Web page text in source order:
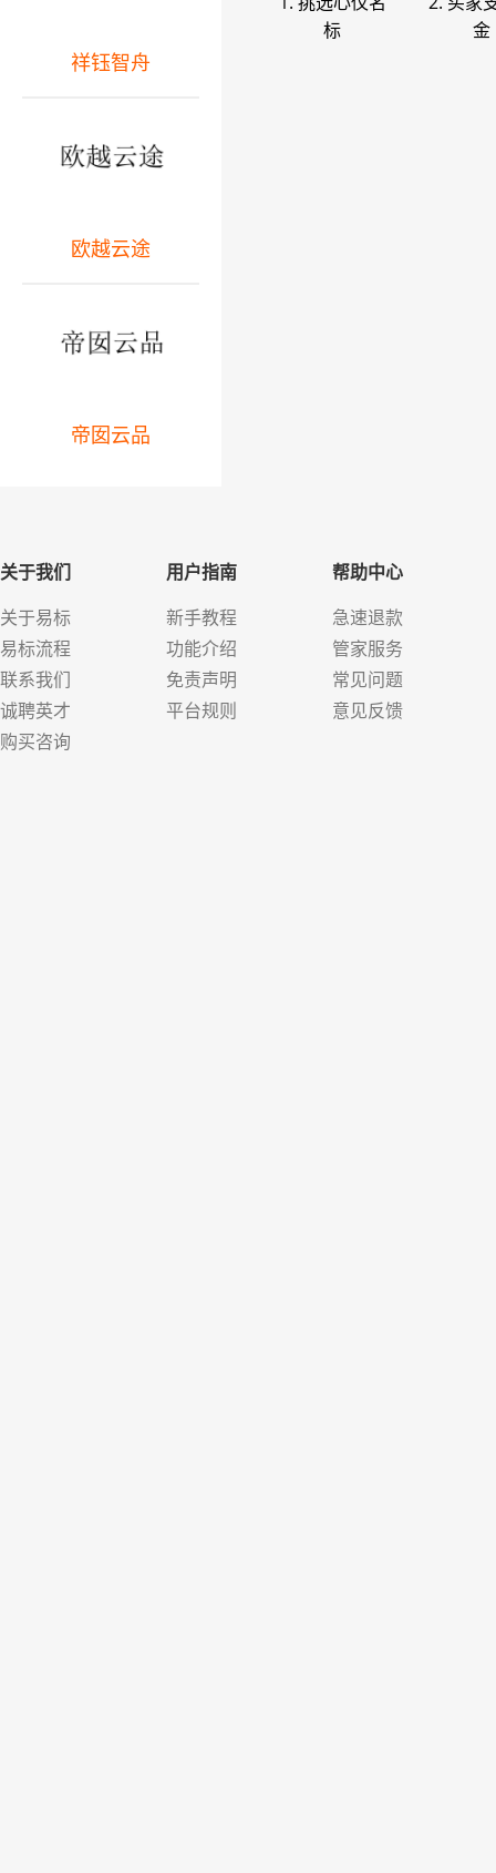
标
金
祥钰智舟
欧越云途
帝囡云品
关于我们
关于易标
易标流程
联系我们
诚聘英才
购买咨询
用户指南
新手教程
功能介绍
免责声明
平台规则
帮助中心
急速退款
管家服务
常见问题
意见反馈